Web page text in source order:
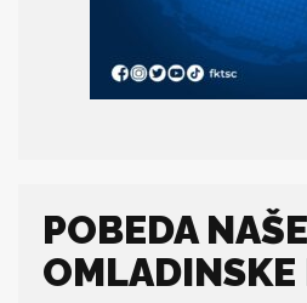
POBEDA NAŠE
OMLADINSKE